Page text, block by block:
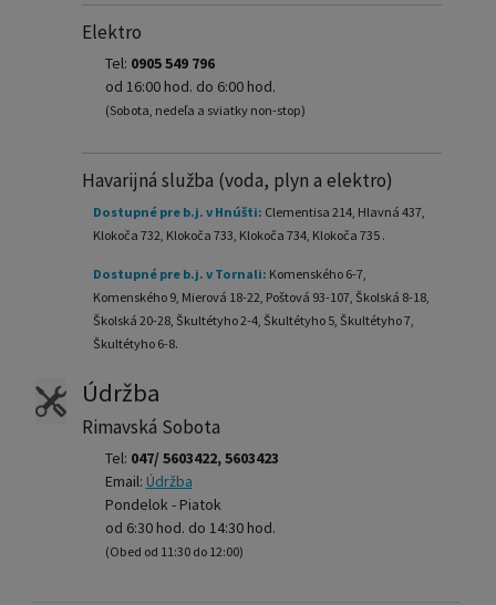
Elektro
Tel: 0905 549 796
od 16:00 hod. do 6:00 hod.
(Sobota, nedeľa a sviatky non-stop)
Havarijná služba (voda, plyn a elektro)
Dostupné pre b.j. v Hnúšti: Clementisa 214, Hlavná 437,
Klokoča 732, Klokoča 733, Klokoča 734, Klokoča 735 .
Dostupné pre b.j. v Tornali: Komenského 6-7,
Komenského 9, Mierová 18-22, Poštová 93-107, Školská 8-18,
Školská 20-28, Škultétyho 2-4, Škultétyho 5, Škultétyho 7,
Škultétyho 6-8.
Údržba
Rimavská Sobota
Tel: 047/ 5603422, 5603423
Email: Údržba
Pondelok - Piatok
od 6:30 hod. do 14:30 hod.
(Obed od 11:30 do 12:00)